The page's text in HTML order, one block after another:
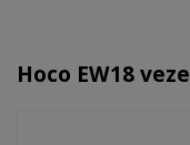
Hoco EW18